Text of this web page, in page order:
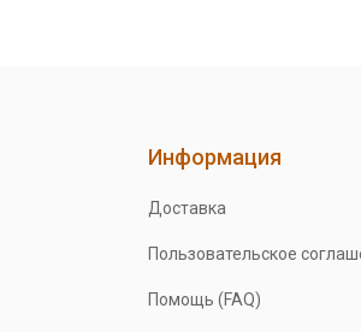
Информация
Доставка
Пользовательское
Помощь (FAQ)